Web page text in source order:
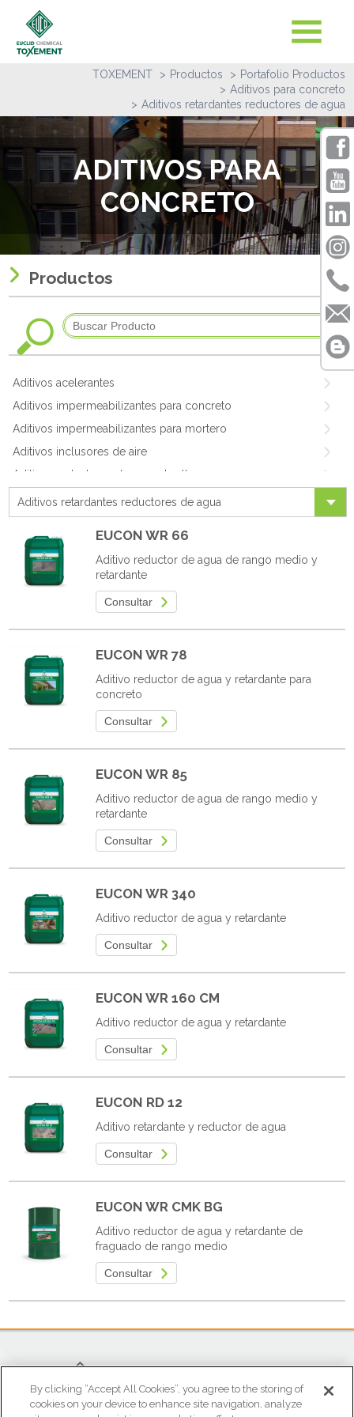
TOXEMENT Productos
Portafolio Productos
Aditivos para concreto
Aditivos retardantes reductores de agua
ADITIVOS PARA
CONCRETO
Productos
Aditivos acelerantes
Aditivos impermeabilizantes para concreto
Aditivos impermeabilizantes para mortero
Aditivos inclusores de aire
Aditivos reductores de agua de alto rango
Aditivos reductores de agua de rango medio
Aditivos reductores de agua
Aditivos retardantes reductores de agua
Aditivos morteros larga vida
Aditivos rellenos de fluido
Aditivos para concretos celulares
Aditivos para concreto lanzado
Aditivos para mampostería
Aditivos especiales
Aditivos retardantes reductores de agua
EUCON WR 66
Aditivo reductor de agua de rango medio y
retardante
Consultar
EUCON WR 78
Aditivo reductor de agua y retardante para
concreto
Consultar
EUCON WR 85
Aditivo reductor de agua de rango medio y
retardante
Consultar
EUCON WR 340
Aditivo reductor de agua y retardante
Consultar
EUCON WR 160 CM
Aditivo reductor de agua y retardante
Consultar
EUCON RD 12
Aditivo retardante y reductor de agua
Consultar
EUCON WR CMK BG
Aditivo reductor de agua y retardante de
fraguado de rango medio
Consultar
By clicking “Accept All Cookies”, you agree to the storing of
cookies on your device to enhance site navigation, analyze